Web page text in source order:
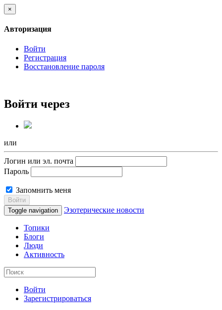
×
Авторизация
Войти
Регистрация
Восстановление пароля
Войти через
или
Логин или эл. почта
Пароль
Запомнить меня
Войти
Toggle navigation
Эзотерические новости
Топики
Блоги
Люди
Активность
Войти
Зарегистрироваться